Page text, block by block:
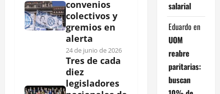
convenios
colectivos y
gremios en
alerta
24 de junio de 2026
Tres de cada
diez
legisladores
salarial
Eduardo en
UOM
reabre
paritarias:
buscan